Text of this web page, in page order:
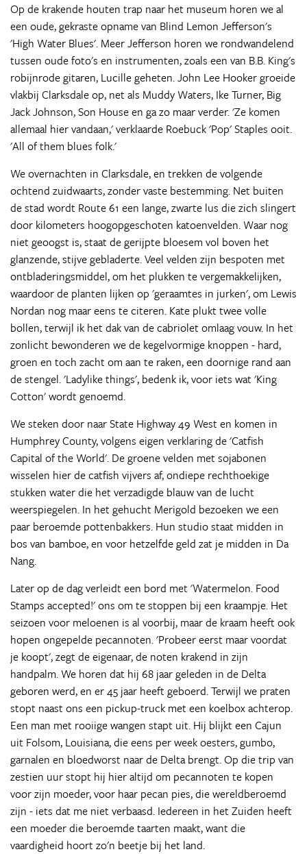
Op de krakende houten trap naar het museum horen we al
een oude, gekraste opname van Blind Lemon Jefferson's
'High Water Blues'. Meer Jefferson horen we rondwandelend
tussen oude foto's en instrumenten, zoals een van B.B. King's
robijnrode gitaren, Lucille geheten. John Lee Hooker groeide
vlakbij Clarksdale op, net als Muddy Waters, Ike Turner, Big
Jack Johnson, Son House en ga zo maar verder. 'Ze komen
allemaal hier vandaan,' verklaarde Roebuck 'Pop' Staples ooit.
'All of them blues folk.'
We overnachten in Clarksdale, en trekken de volgende
ochtend zuidwaarts, zonder vaste bestemming. Net buiten
de stad wordt Route 61 een lange, zwarte lus die zich slingert
door kilometers hoogopgeschoten katoenvelden. Waar nog
niet geoogst is, staat de gerijpte bloesem vol boven het
glanzende, stijve gebladerte. Veel velden zijn bespoten met
ontbladeringsmiddel, om het plukken te vergemakkelijken,
waardoor de planten lijken op 'geraamtes in jurken', om Lewis
Nordan nog maar eens te citeren. Kate plukt twee volle
bollen, terwijl ik het dak van de cabriolet omlaag vouw. In het
zonlicht bewonderen we de kegelvormige knoppen - hard,
groen en toch zacht om aan te raken, een doornige rand aan
de stengel. 'Ladylike things', bedenk ik, voor iets wat 'King
Cotton' wordt genoemd.
We steken door naar State Highway 49 West en komen in
Humphrey County, volgens eigen verklaring de 'Catfish
Capital of the World'. De groene velden met sojabonen
wisselen hier de catfish vijvers af, ondiepe rechthoekige
stukken water die het verzadigde blauw van de lucht
weerspiegelen. In het gehucht Merigold bezoeken we een
paar beroemde pottenbakkers. Hun studio staat midden in
bos van bamboe, en voor hetzelfde geld zat je midden in Da
Nang.
Later op de dag verleidt een bord met 'Watermelon. Food
Stamps accepted!' ons om te stoppen bij een kraampje. Het
seizoen voor meloenen is al voorbij, maar de kraam heeft ook
hopen ongepelde pecannoten. 'Probeer eerst maar voordat
je koopt', zegt de eigenaar, de noten krakend in zijn
handpalm. We horen dat hij 68 jaar geleden in de Delta
geboren werd, en er 45 jaar heeft geboerd. Terwijl we praten
stopt naast ons een pickup-truck met een koelbox achterop.
Een man met rooiige wangen stapt uit. Hij blijkt een Cajun
uit Folsom, Louisiana, die eens per week oesters, gumbo,
garnalen en bloedworst naar de Delta brengt. Op die trip van
zestien uur stopt hij hier altijd om pecannoten te kopen
voor zijn moeder, voor haar pecan pies, die wereldberoemd
zijn - iets dat me niet verbaasd. Iedereen in het Zuiden heeft
een moeder die beroemde taarten maakt, want die
vaardigheid hoort zo'n beetje bij het land.